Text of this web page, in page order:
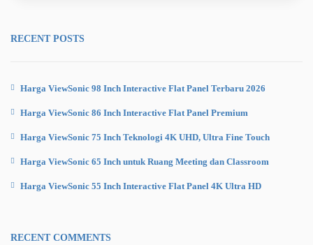
RECENT POSTS
Harga ViewSonic 98 Inch Interactive Flat Panel Terbaru 2026
Harga ViewSonic 86 Inch Interactive Flat Panel Premium
Harga ViewSonic 75 Inch Teknologi 4K UHD, Ultra Fine Touch
Harga ViewSonic 65 Inch untuk Ruang Meeting dan Classroom
Harga ViewSonic 55 Inch Interactive Flat Panel 4K Ultra HD
RECENT COMMENTS